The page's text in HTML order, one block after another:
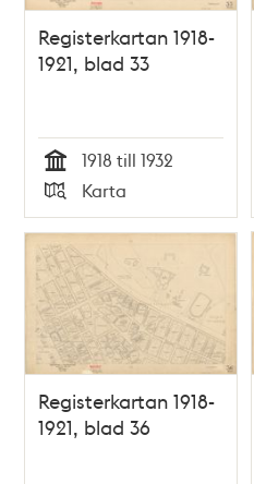
Registerkartan 1918-
1921, blad 33
Tid
1918 till 1932
Typ
Karta
Registerkartan 1918-
1921, blad 36